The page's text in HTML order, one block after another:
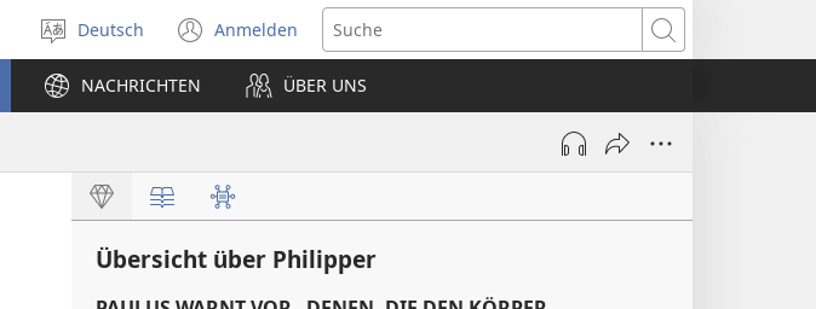
Sprache
auswählen
Deutsch Anmelden
(öffnet
neues
Fenster)
Suche
NACHRICHTEN ÜBER UNS
Übersicht über Philipper